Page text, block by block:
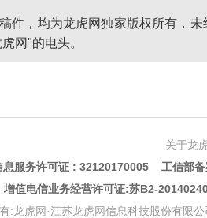
件，均为龙虎网独家版权所有，
网"的电头。
关于龙
息服务许可证 : 32120170005 工信部
增值电信业务经营许可证:苏B2-
:龙虎网·江苏龙虎网信息科技股份有限